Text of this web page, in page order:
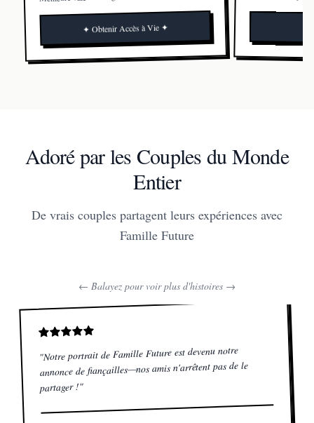
✦ Obtenir Accès à Vie ✦
Adoré par les Couples du Monde
Entier
De vrais couples partagent leurs expériences avec
Famille Future
← Balayez pour voir plus d'histoires →
"Notre portrait de Famille Future est devenu notre
annonce de fiançailles—nos amis n'arrêtent pas de le
partager !"